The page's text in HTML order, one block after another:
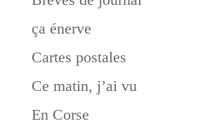
ça énerve
Cartes postales
Ce matin, j’ai vu
En Corse